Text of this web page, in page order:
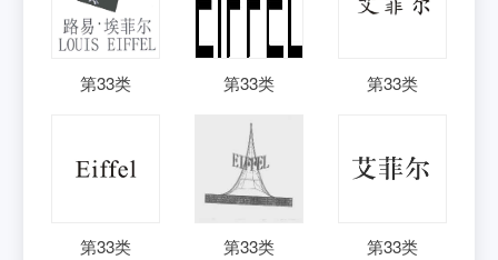
第33类 第33类 第33类
第33类 第33类 第33类